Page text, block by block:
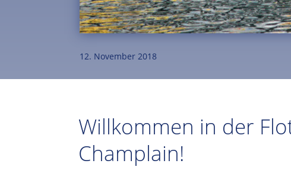
12. November 2018
Willkommen in der
Champlain!